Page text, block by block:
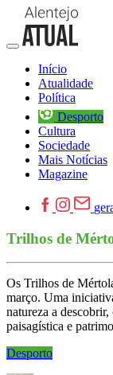
Início
Atualidade
Política
Desporto
Cultura
Sociedade
Mais Notícias
Magazine
Trilhos de
Os Trilhos de
março. Uma
natureza a
paisagística e
Desporto